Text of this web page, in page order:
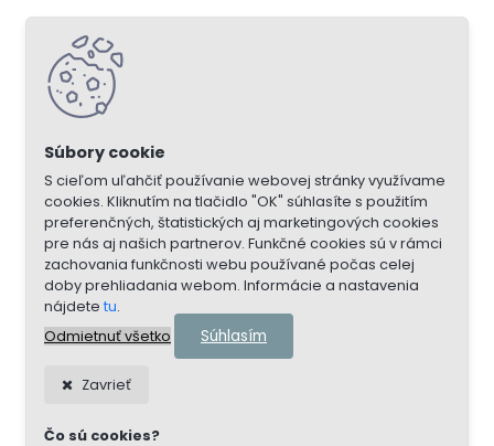
S cieľom uľahčiť používanie webovej stránky využívame
cookies. Kliknutím na tlačidlo "OK" súhlasíte s použitím
preferenčných, štatistických aj marketingových cookies
pre nás aj našich partnerov. Funkčné cookies sú v rámci
zachovania funkčnosti webu používané počas celej
doby prehliadania webom. Informácie a nastavenia
nájdete tu.
Odmietnuť všetko
Súhlasím
Zavrieť
Čo sú cookies?